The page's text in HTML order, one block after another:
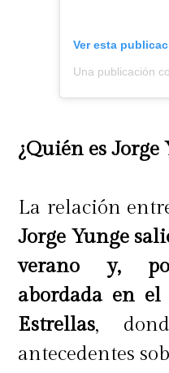
Ver esta
Una publicación
¿Quién es Jorge
La relación
Jorge Yunge
verano y,
abordada en
Estrellas,
antecedentes